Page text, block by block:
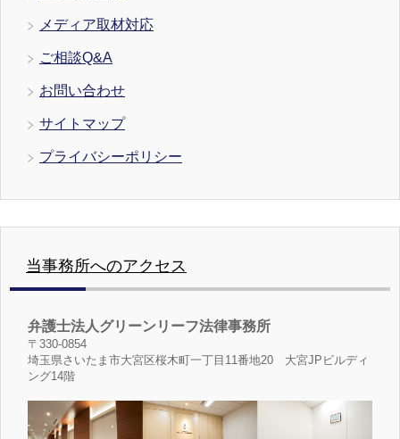
メディア取材対応
ご相談Q&A
お問い合わせ
サイトマップ
プライバシーポリシー
当事務所へのアクセス
弁護士法人グリーンリーフ法律事務所
〒330-0854
埼玉県さいたま市大宮区桜木町一丁目11番地20 大宮JPビルディ
ング14階